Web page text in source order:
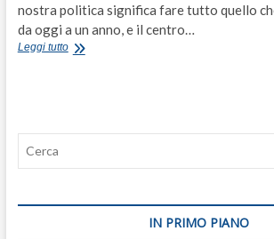
nostra politica significa fare tutto quello
da oggi a un anno, e il centro…
Leggi tuttoCosì
IN PRIMO PIANO